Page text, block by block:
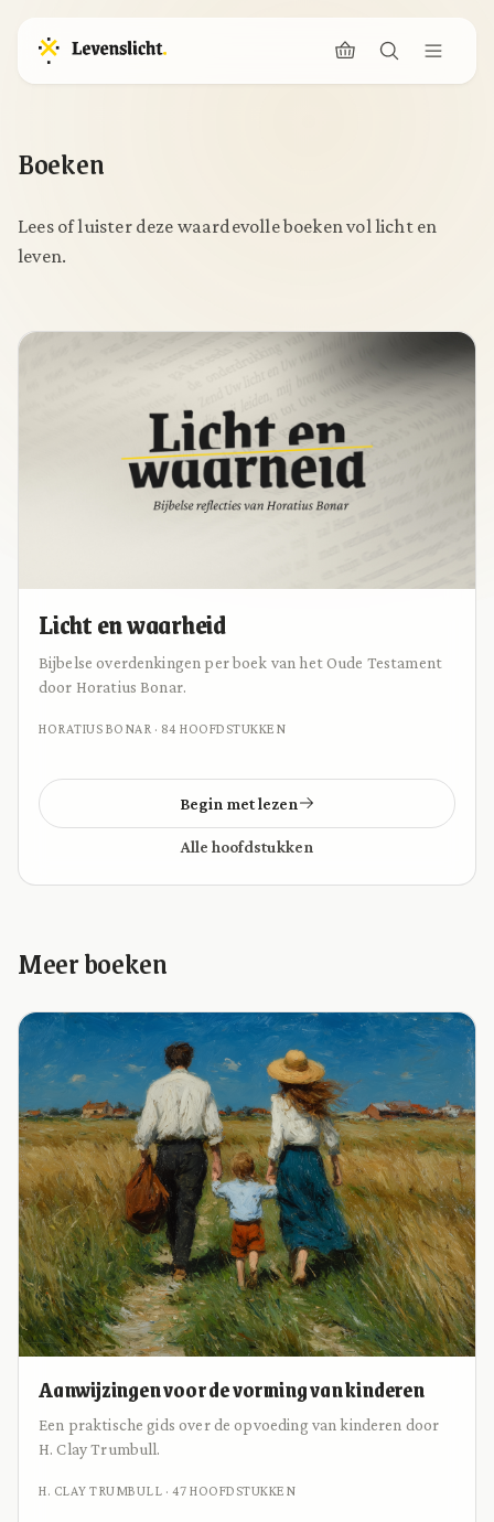
Boeken
Lees of luister deze waardevolle boeken vol licht en
leven.
Licht en waarheid
Bijbelse overdenkingen per boek van het Oude Testament
door Horatius Bonar.
HORATIUS BONAR · 84 HOOFDSTUKKEN
Begin met lezen
Alle hoofdstukken
Meer boeken
Aanwijzingen voor de vorming van kinderen
Een praktische gids over de opvoeding van kinderen door
H. Clay Trumbull.
H. CLAY TRUMBULL · 47 HOOFDSTUKKEN